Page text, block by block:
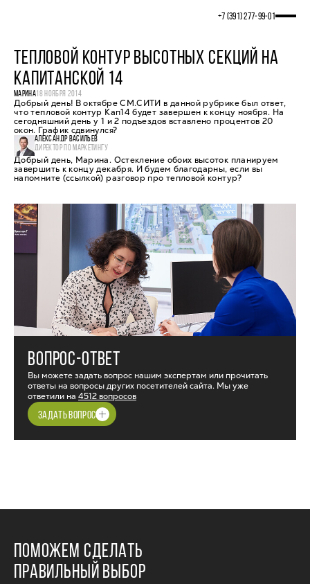
+7 (391) 277‒99‒01
ТЕПЛОВОЙ КОНТУР ВЫСОТНЫХ СЕКЦИЙ НА
КАПИТАНСКОЙ 14
МАРИНА18 НОЯБРЯ 2014
Добрый день! В октябре СМ.СИТИ в данной рубрике был ответ,
что тепловой контур Кап14 будет завершен к концу ноября. На
сегодняшний день у 1 и 2 подъездов вставлено процентов 20
окон. График сдвинулся?
АЛЕКСАНДР ВАСИЛЬЕВ
ДИРЕКТОР ПО МАРКЕТИНГУ
Добрый день, Марина. Остекление обоих высоток планируем
завершить к концу декабря. И будем благодарны, если вы
напомните (ссылкой) разговор про тепловой контур?
ВОПРОС-ОТВЕТ
Вы можете задать вопрос нашим экспертам или прочитать
ответы на вопросы других посетителей сайта. Мы уже
ответили на 4512 вопросов
ЗАДАТЬ ВОПРОС
ПОМОЖЕМ СДЕЛАТЬ
ПРАВИЛЬНЫЙ ВЫБОР